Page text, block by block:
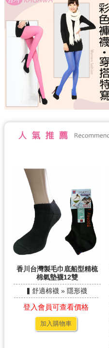
香川台灣製毛巾底船型精梳
棉氣墊襪12雙
▍舒適棉襪 » 隱形襪
登入會員可查看價格
加入購物車